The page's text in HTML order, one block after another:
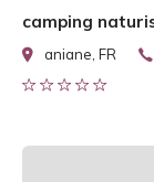
camping
aniane, FR